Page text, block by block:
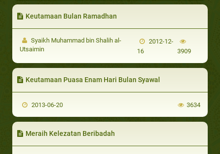
Keutamaan Bulan Ramadhan
Syaikh Muhammad bin Shalih al-
Utsaimin
2012-12-
16
3909
Keutamaan Puasa Enam Hari Bulan Syawal
2013-06-20 3634
Meraih Kelezatan Beribadah